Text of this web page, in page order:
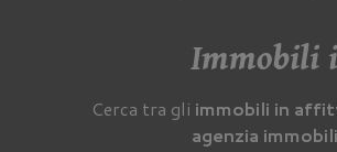
Immobili
Cerca tra gli immobili in
agenzia